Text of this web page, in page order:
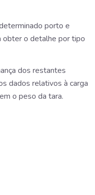
porto e
obter o detalhe por tipo
dos restantes
dados relativos à carga
o peso da tara.